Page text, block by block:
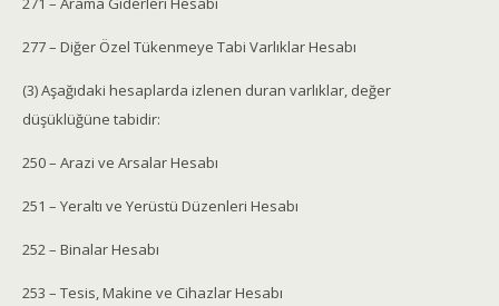
277 – Diğer Özel Tükenmeye Tabi Varlıklar Hesabı
(3) Aşağıdaki hesaplarda izlenen duran varlıklar, değer
düşüklüğüne tabidir:
250 – Arazi ve Arsalar Hesabı
251 – Yeraltı ve Yerüstü Düzenleri Hesabı
252 – Binalar Hesabı
253 – Tesis, Makine ve Cihazlar Hesabı